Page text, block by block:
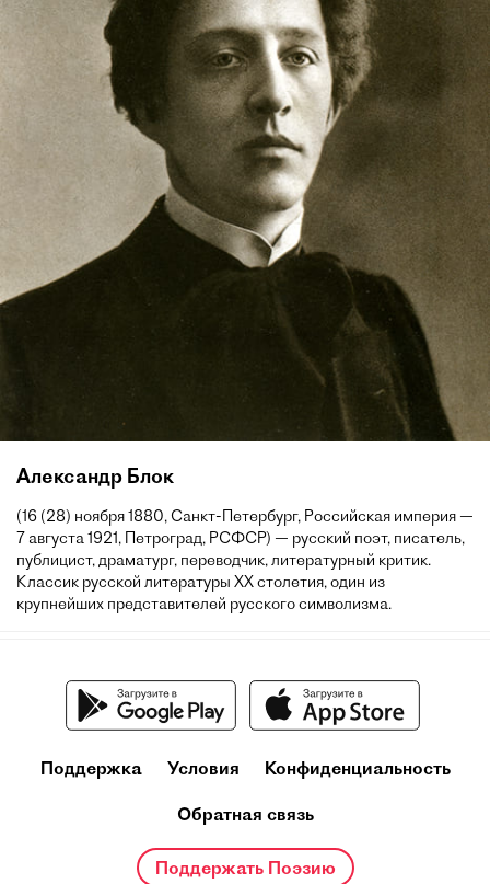
Александр Блок
(16 (28) ноября 1880, Санкт-Петербург, Российская империя —
7 августа 1921, Петроград, РСФСР) — русский поэт, писатель,
публицист, драматург, переводчик, литературный критик.
Классик русской литературы XX столетия, один из
крупнейших представителей русского символизма.
Поддержка Условия Конфиденциальность
Обратная связь
Поддержать Поэзию